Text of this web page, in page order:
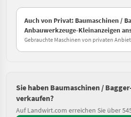
Auch von Privat: Baumaschinen /
Anbauwerkzeuge-Kleinanzeigen
Gebrauchte Maschinen von privaten
Sie haben Baumaschinen /
verkaufen?
Auf Landwirt.com erreichen Sie über